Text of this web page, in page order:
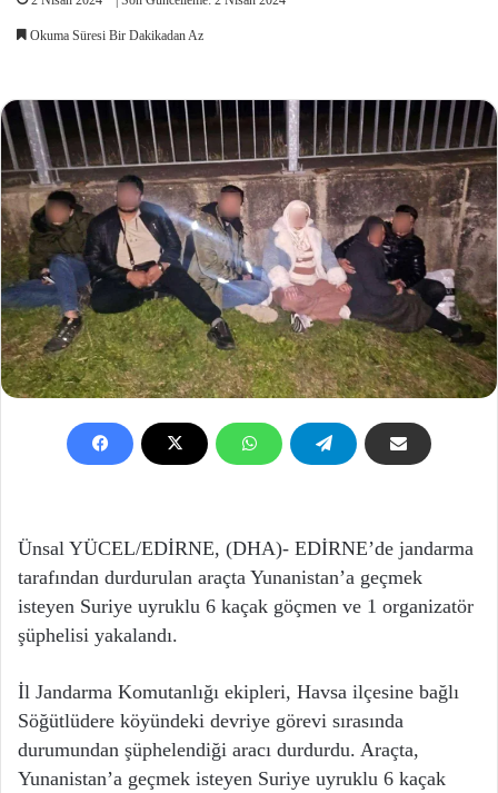
Okuma Süresi Bir Dakikadan Az
Ünsal YÜCEL/EDİRNE, (DHA)- EDİRNE’de jandarma
tarafından durdurulan araçta Yunanistan’a geçmek
isteyen Suriye uyruklu 6 kaçak göçmen ve 1 organizatör
şüphelisi yakalandı.
İl Jandarma Komutanlığı ekipleri, Havsa ilçesine bağlı
Söğütlüdere köyündeki devriye görevi sırasında
durumundan şüphelendiği aracı durdurdu. Araçta,
Yunanistan’a geçmek isteyen Suriye uyruklu 6 kaçak